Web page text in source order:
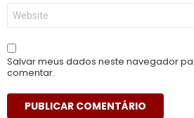
Site
Salvar meus dados neste navegador
comentar.